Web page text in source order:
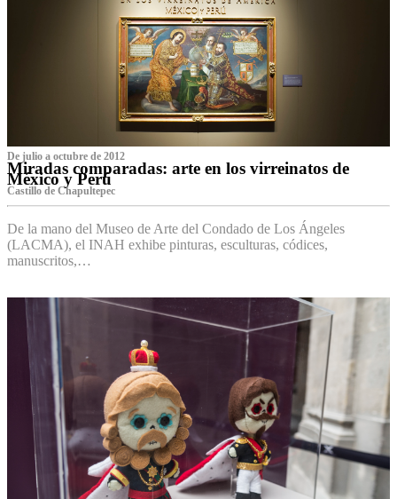
De julio a octubre de 2012
Miradas comparadas: arte en los virreinatos de
México y Perú
Castillo de Chapultepec
De la mano del Museo de Arte del Condado de Los Ángeles
(LACMA), el INAH exhibe pinturas, esculturas, códices,
manuscritos,…